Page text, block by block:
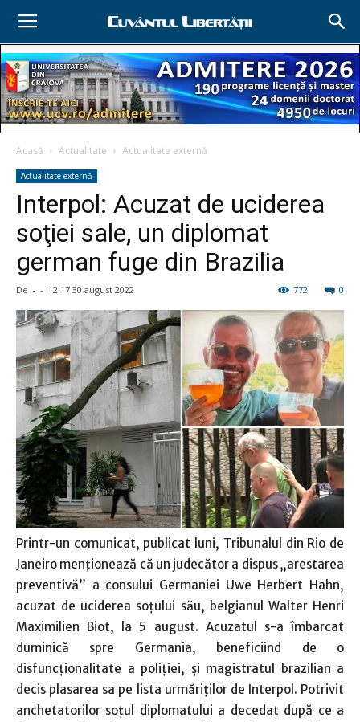
Acasă Actualitate Actualitate externă
Actualitate externă
Interpol: Acuzat de uciderea
soţiei sale, un diplomat
german fuge din Brazilia
De - - 12:17 30 august 2022 0
772
Printr-un comunicat, publicat luni, Tribunalul din Rio de
Janeiro menţionează că un judecător a dispus „arestarea
preventivă” a consului Germaniei Uwe Herbert Hahn,
acuzat de uciderea soţului său, belgianul Walter Henri
Maximilien Biot, la 5 august. Acuzatul s-a îmbarcat
duminică spre Germania, beneficiind de o
disfuncţionalitate a poliţiei, şi magistratul brazilian a
decis plasarea sa pe lista urmăriţilor de Interpol. Potrivit
anchetatorilor soţul diplomatului a decedat după ce a